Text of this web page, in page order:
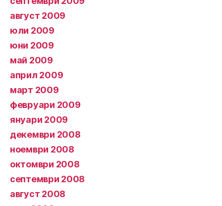
август 2009
юли 2009
юни 2009
май 2009
април 2009
март 2009
февруари 2009
януари 2009
декември 2008
ноември 2008
октомври 2008
септември 2008
август 2008